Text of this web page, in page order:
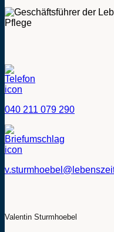
040 211 079 290
Valentin Sturmhoebel